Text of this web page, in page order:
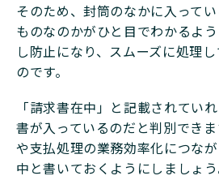
そのため、封筒のなかに入って
ものなのかがひと目でわかるよ
し防止になり、スムーズに処理
のです。
「請求書在中」と記載されてい
書が入っているのだと判別でき
や支払処理の業務効率化につな
中と書いておくようにしましょう